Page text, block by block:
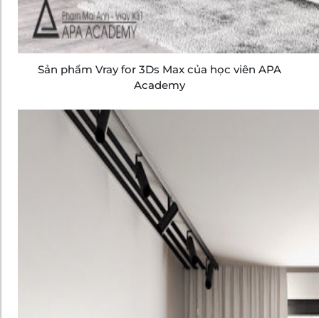
Sản phẩm Vray for 3Ds Max của học viên APA
Academy